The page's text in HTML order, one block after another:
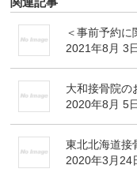
＜事前予約に
2021年8月 3
大和接骨院の
2020年8月 5
東北北海道接
2020年3月24